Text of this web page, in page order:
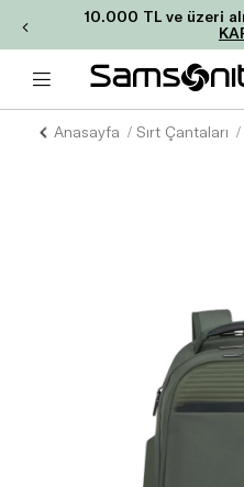
10.000 TL ve üzeri
Anasayfa Sırt Çantaları